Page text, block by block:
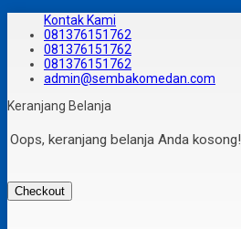
Kontak Kami
081376151762
081376151762
081376151762
admin@sembakomedan.com
Keranjang Belanja
Oops, keranjang belanja Anda kosong!
Checkout